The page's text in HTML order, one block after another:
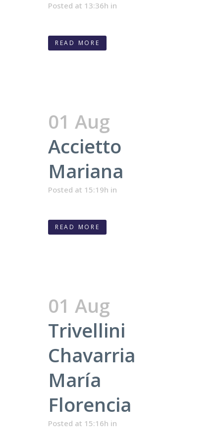
Posted at 13:36h in
READ MORE
01 Aug
Accietto
Mariana
Posted at 15:19h in
READ MORE
01 Aug
Trivellini
Chavarria
María
Florencia
Posted at 15:16h in